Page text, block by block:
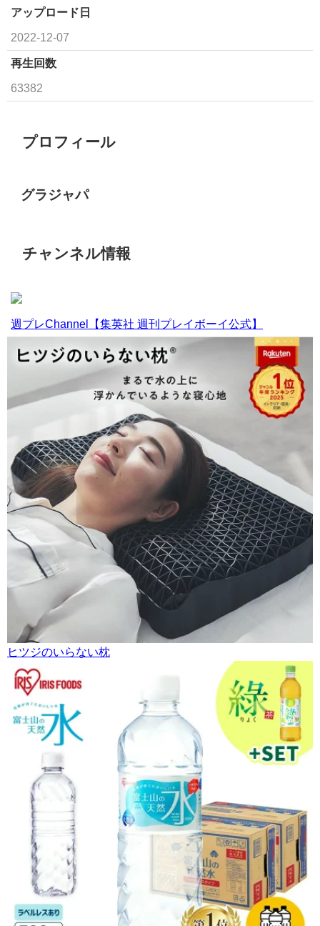
アップロード日
2022-12-07
再生回数
63382
プロフィール
グラジャパ
チャンネル情報
週プレChannel【集英社 週刊プレイボーイ公式】
ヒツジのいらない枕